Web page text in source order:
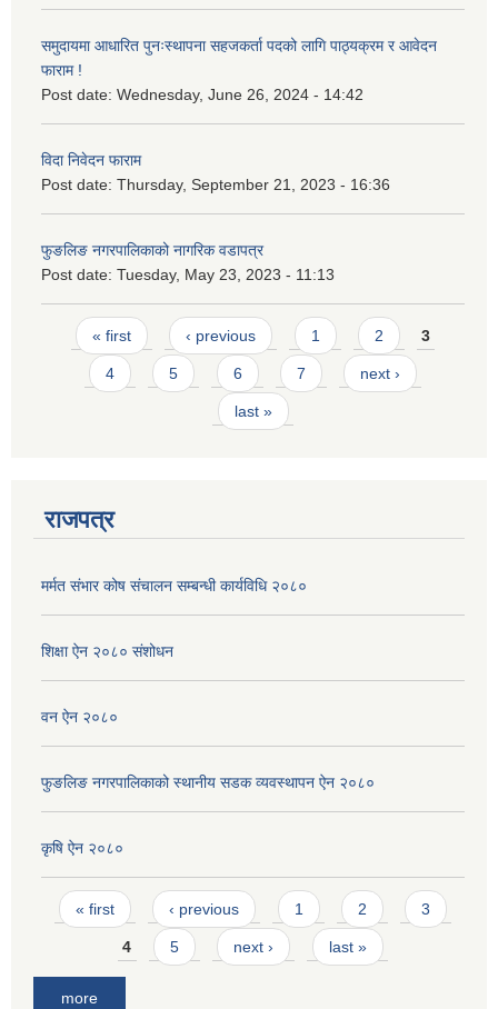
समुदायमा आधारित पुनःस्थापना सहजकर्ता पदको लागि पाठ्यक्रम र आवेदन
फाराम !
Post date: Wednesday, June 26, 2024 - 14:42
विदा निवेदन फाराम
Post date: Thursday, September 21, 2023 - 16:36
फुङलिङ नगरपालिकाको नागरिक वडापत्र
Post date: Tuesday, May 23, 2023 - 11:13
Pages
« first ‹ previous 1 2 3
4 5 6 7 next ›
last »
राजपत्र
मर्मत संभार कोष संचालन सम्बन्धी कार्यविधि २०८०
शिक्षा ऐन २०८० संशोधन
वन ऐन २०८०
फुङलिङ नगरपालिकाको स्थानीय सडक व्यवस्थापन ऐन २०८०
कृषि ऐन २०८०
Pages
« first ‹ previous 1 2 3
4 5 next › last »
more